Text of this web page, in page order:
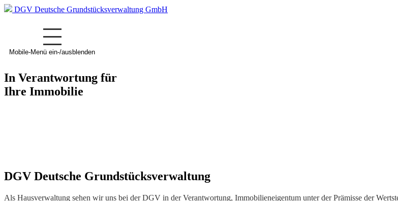
DGV Deutsche Grundstücksverwaltung GmbH
Mobile-Menü ein-/ausblenden
In Verantwortung für
Ihre Immobilie
DGV Deutsche Grundstücksverwaltung
Als Hausverwaltung sehen wir uns bei der DGV in der Verantwortung, Immobilieneigentum unter der Prämisse der